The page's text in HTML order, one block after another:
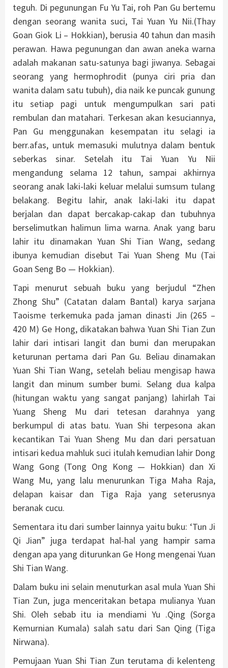
teguh. Di pegunungan Fu Yu Tai, roh Pan Gu bertemu
dengan seorang wanita suci, Tai Yuan Yu Nii.(Thay
Goan Giok Li – Hokkian), berusia 40 tahun dan masih
perawan. Hawa pegunungan dan awan aneka warna
adalah makanan satu-satunya bagi jiwanya. Sebagai
seorang yang hermophrodit (punya ciri pria dan
wanita dalam satu tubuh), dia naik ke puncak gunung
itu setiap pagi untuk mengumpulkan sari pati
rembulan dan matahari. Terkesan akan kesuciannya,
Pan Gu menggunakan kesempatan itu selagi ia
berr.afas, untuk memasuki mulutnya dalam bentuk
seberkas sinar. Setelah itu Tai Yuan Yu Nii
mengandung selama 12 tahun, sampai akhirnya
seorang anak laki-laki keluar melalui sumsum tulang
belakang. Begitu lahir, anak laki-laki itu dapat
berjalan dan dapat bercakap-cakap dan tubuhnya
berselimutkan halimun lima warna. Anak yang baru
lahir itu dinamakan Yuan Shi Tian Wang, sedang
ibunya kemudian disebut Tai Yuan Sheng Mu (Tai
Goan Seng Bo — Hokkian).
Tapi menurut sebuah buku yang berjudul “Zhen
Zhong Shu” (Catatan dalam Bantal) karya sarjana
Taoisme terkemuka pada jaman dinasti Jin (265 –
420 M) Ge Hong, dikatakan bahwa Yuan Shi Tian Zun
lahir dari intisari langit dan bumi dan merupakan
keturunan pertama dari Pan Gu. Beliau dinamakan
Yuan Shi Tian Wang, setelah beliau mengisap hawa
langit dan minum sumber bumi. Selang dua kalpa
(hitungan waktu yang sangat panjang) lahirlah Tai
Yuang Sheng Mu dari tetesan darahnya yang
berkumpul di atas batu. Yuan Shi terpesona akan
kecantikan Tai Yuan Sheng Mu dan dari persatuan
intisari kedua mahluk suci itulah kemudian lahir Dong
Wang Gong (Tong Ong Kong — Hokkian) dan Xi
Wang Mu, yang lalu menurunkan Tiga Maha Raja,
delapan kaisar dan Tiga Raja yang seterusnya
beranak cucu.
Sementara itu dari sumber lainnya yaitu buku: ‘Tun Ji
Qi Jian” juga terdapat hal-hal yang hampir sama
dengan apa yang diturunkan Ge Hong mengenai Yuan
Shi Tian Wang.
Dalam buku ini selain menuturkan asal mula Yuan Shi
Tian Zun, juga menceritakan betapa mulianya Yuan
Shi. Oleh sebab itu ia mendiami Yu .Qing (Sorga
Kemurnian Kumala) salah satu dari San Qing (Tiga
Nirwana).
Pemujaan Yuan Shi Tian Zun terutama di kelenteng